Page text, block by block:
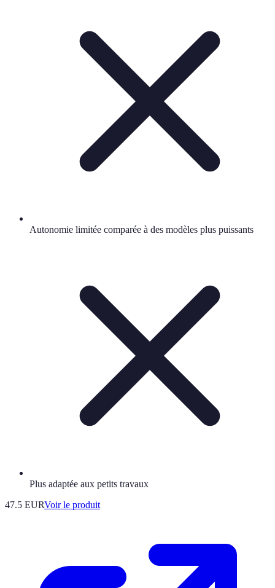
Autonomie limitée comparée à des modèles plus puissants
Plus adaptée aux petits travaux
47.5 EURVoir le produit